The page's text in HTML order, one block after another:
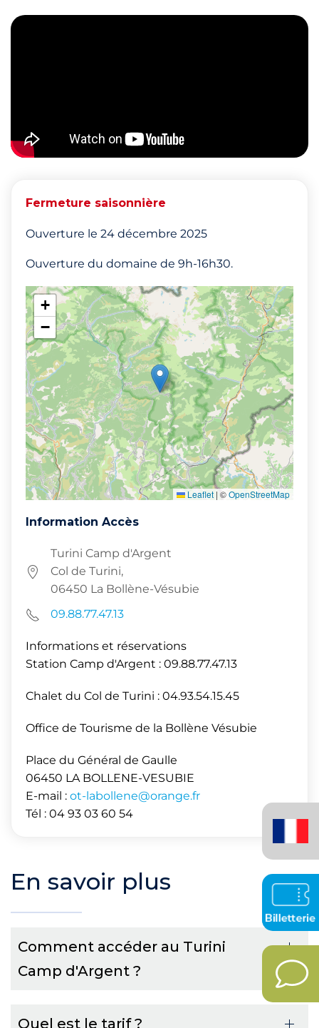
Fermeture saisonnière
Ouverture le 24 décembre 2025
Ouverture du domaine de 9h-16h30.
+
−
Leaflet | ©OpenStreetMap
Information Accès
Turini Camp d'Argent
Col de Turini,
06450 La Bollène-Vésubie
09.88.77.47.13
Informations et réservations
Station Camp d'Argent : 09.88.77.47.13
Chalet du Col de Turini : 04.93.54.15.45
Office de Tourisme de la Bollène Vésubie
Place du Général de Gaulle
06450 LA BOLLENE-VESUBIE
E-mail : ot-labollene@orange.fr
Tél : 04 93 03 60 54
En savoir plus
Comment accéder au Turini
Camp d'Argent ?
Quel est le tarif ?